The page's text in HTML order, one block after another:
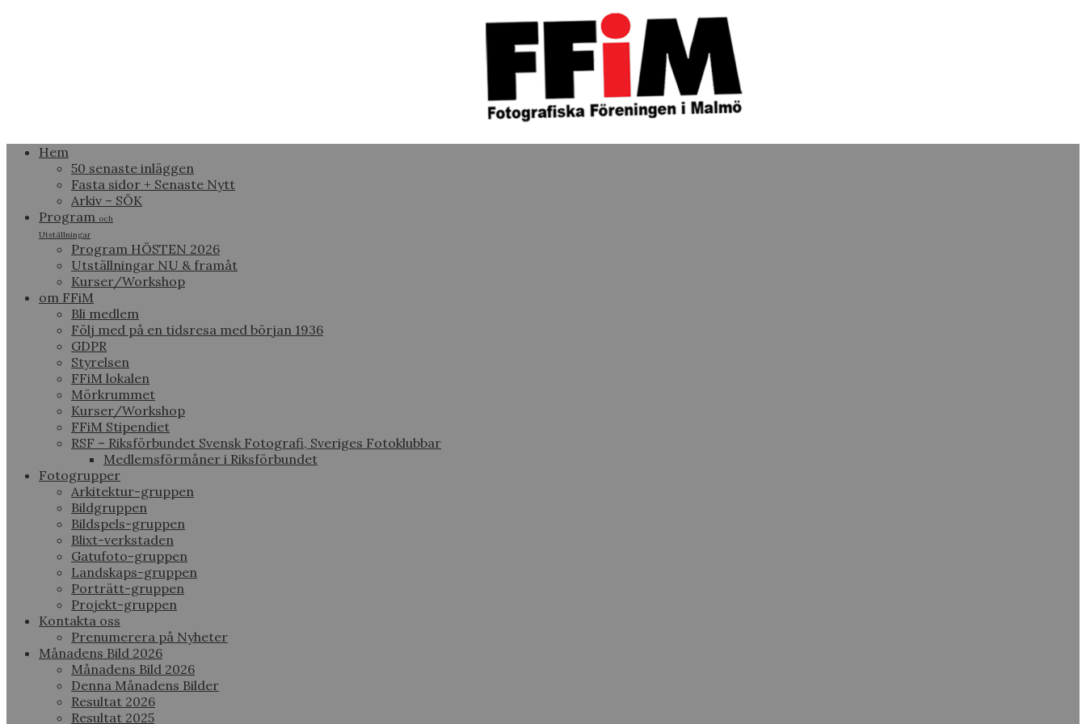
Hem
50 senaste inläggen
Fasta sidor + Senaste Nytt
Arkiv – SÖK
Program och
Utställningar
Program HÖSTEN 2026
Utställningar NU & framåt
Kurser/Workshop
om FFiM
Bli medlem
Följ med på en tidsresa med början 1936
GDPR
Styrelsen
FFiM lokalen
Mörkrummet
Kurser/Workshop
FFiM Stipendiet
RSF – Riksförbundet Svensk Fotografi, Sveriges Fotoklubbar
Medlemsförmåner i Riksförbundet
Fotogrupper
Arkitektur-gruppen
Bildgruppen
Bildspels-gruppen
Blixt-verkstaden
Gatufoto-gruppen
Landskaps-gruppen
Porträtt-gruppen
Projekt-gruppen
Kontakta oss
Prenumerera på Nyheter
Månadens Bild 2026
Månadens Bild 2026
Denna Månadens Bilder
Resultat 2026
Resultat 2025